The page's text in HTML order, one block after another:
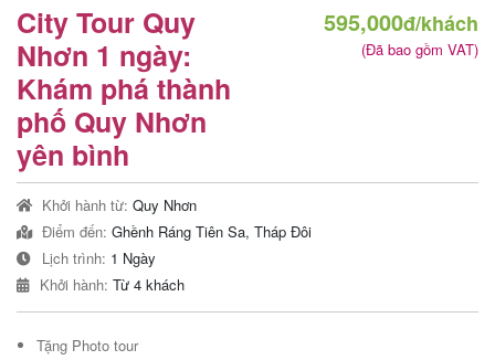
Tour
trong
nước
Combo
Quy
Nhơn
Lịch
City Tour Quy
Nhơn 1 ngày:
Khám phá thành
phố Quy Nhơn
yên bình
595,000đ/khách
(Đã bao gồm VAT)
Khởi hành từ: Quy Nhơn
Điểm đến: Ghềnh Ráng Tiên Sa, Tháp Đôi
Lịch trình: 1 Ngày
Khởi hành: Từ 4 khách
Tặng Photo tour